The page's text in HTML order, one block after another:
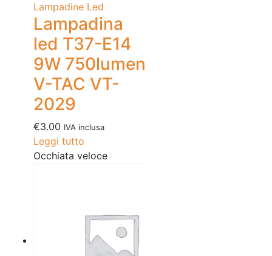
Lampadine Led
Lampadina
led T37-E14
9W 750lumen
V-TAC VT-
2029
€3.00 IVA inclusa
Leggi tutto
Occhiata veloce